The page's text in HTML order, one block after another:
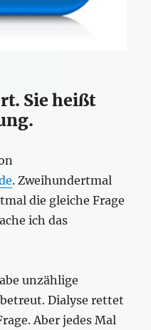
Sie heißt
. Zweihundertmal
die gleiche Frage
ich das
unzählige
Dialyse rettet
Aber jedes Mal